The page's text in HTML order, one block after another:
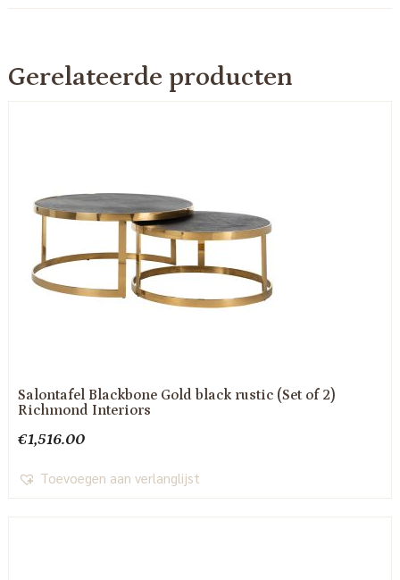
Gerelateerde producten
Salontafel Blackbone Gold black rustic (Set of 2)
Richmond Interiors
€1,516.00
Toevoegen aan verlanglijst